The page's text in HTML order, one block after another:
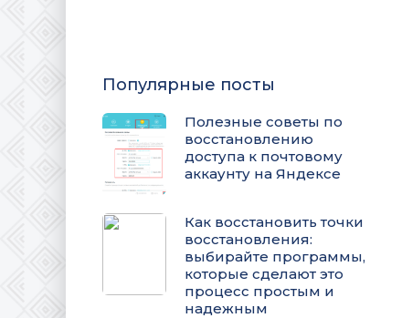
Популярные посты
Полезные советы по
восстановлению
доступа к почтовому
аккаунту на Яндексе
Как восстановить точки
восстановления:
выбирайте программы,
которые сделают это
процесс простым и
надежным